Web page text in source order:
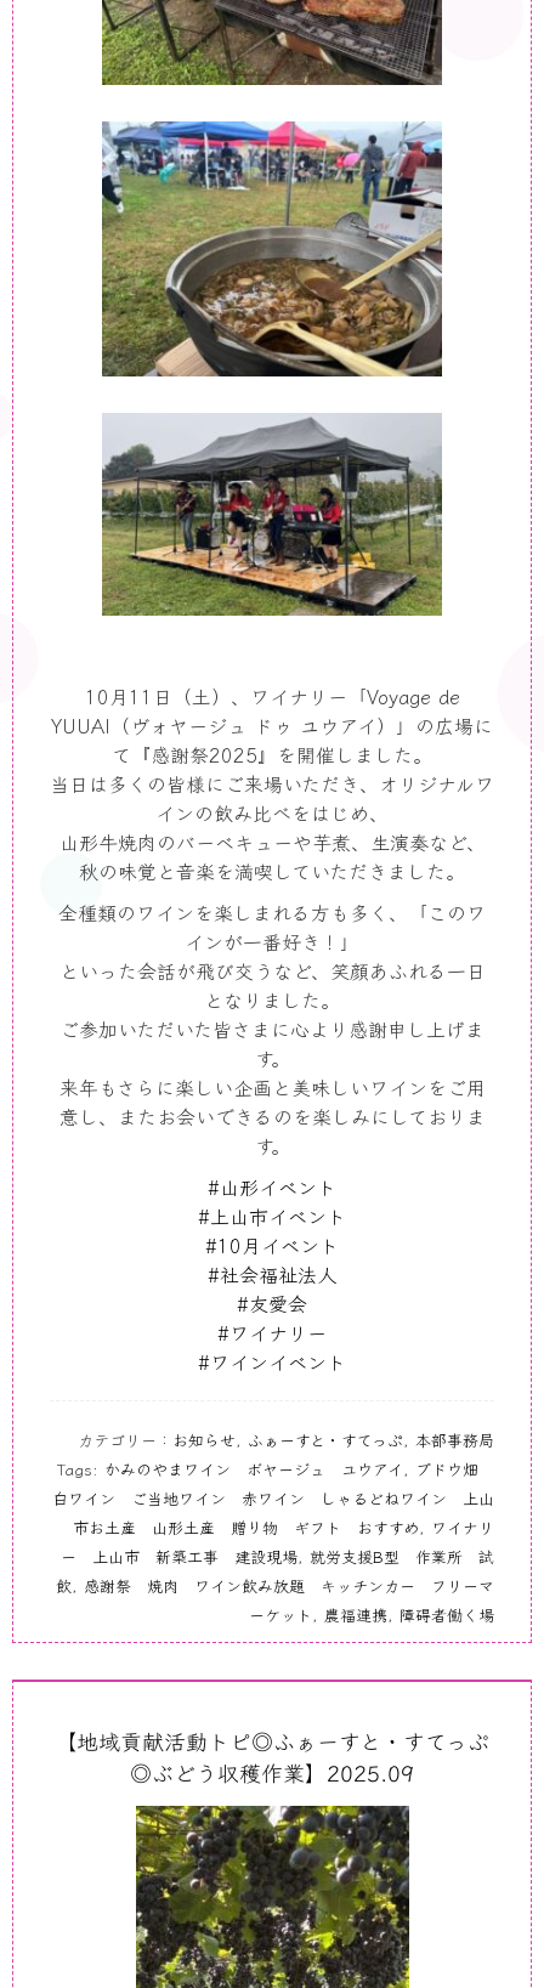
10 月 11 日（土）、ワイナリー「Voyage de
YUUAI （ヴォヤージュ ドゥ ユウアイ）」の広場に
て『感謝祭2025』を開催しました。
当日は多くの皆様にご来場いただき、オリジナルワ
インの飲み比べをはじめ、
山形牛焼肉のバーベキューや芋煮、生演奏など、
秋の味覚と音楽を満喫していただきました。
全種類のワインを楽しまれる方も多く、「このワ
インが一番好き！」
といった会話が飛び交うなど、笑顔あふれる一日
となりました。
ご参加いただいた皆さまに心より感謝申し上げま
す。
来年もさらに楽しい企画と美味しいワインをご用
意し、またお会いできるのを楽しみにしておりま
す。
#山形イベント
#上山市イベント
#10月イベント
#社会福祉法人
#友愛会
#ワイナリー
#ワインイベント
カテゴリー： お知らせ, ふぁーすと・すてっぷ, 本部事務局
Tags: かみのやまワイン ボヤージュ ユウアイ , ブドウ畑
白ワイン ご当地ワイン 赤ワイン しゃるどねワイン 上山
市お土産 山形土産 贈り物 ギフト おすすめ, ワイナリ
ー 上山市 新築工事 建設現場, 就労支援B型 作業所 試
飲, 感謝祭 焼肉 ワイン飲み放題 キッチンカー フリーマ
ーケット , 農福連携, 障碍者働く場
【地域貢献活動トピ◎ふぁーすと・すてっぷ
◎ぶどう収穫作業】2025.09